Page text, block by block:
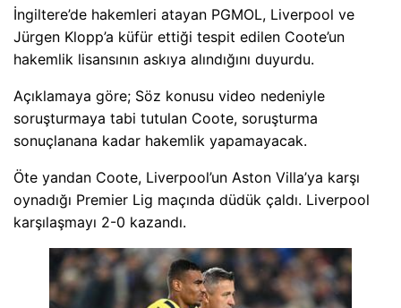
İngiltere’de hakemleri atayan PGMOL, Liverpool ve
Jürgen Klopp’a küfür ettiği tespit edilen Coote’un
hakemlik lisansının askıya alındığını duyurdu.
Açıklamaya göre; Söz konusu video nedeniyle
soruşturmaya tabi tutulan Coote, soruşturma
sonuçlanana kadar hakemlik yapamayacak.
Öte yandan Coote, Liverpool’un Aston Villa’ya karşı
oynadığı Premier Lig maçında düdük çaldı. Liverpool
karşılaşmayı 2-0 kazandı.